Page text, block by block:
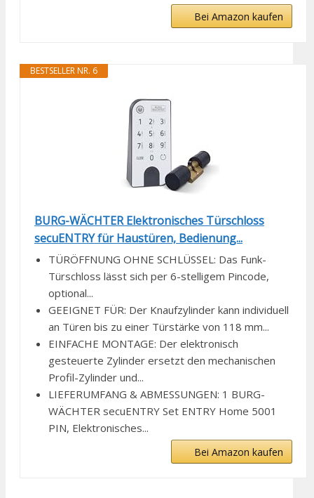
Bei Amazon kaufen
BESTSELLER NR. 6
BURG-WÄCHTER Elektronisches Türschloss
secuENTRY für Haustüren, Bedienung...
TÜRÖFFNUNG OHNE SCHLÜSSEL: Das Funk-
Türschloss lässt sich per 6-stelligem Pincode,
optional...
GEEIGNET FÜR: Der Knaufzylinder kann individuell
an Türen bis zu einer Türstärke von 118 mm...
EINFACHE MONTAGE: Der elektronisch
gesteuerte Zylinder ersetzt den mechanischen
Profil-Zylinder und...
LIEFERUMFANG & ABMESSUNGEN: 1 BURG-
WÄCHTER secuENTRY Set ENTRY Home 5001
PIN, Elektronisches...
Bei Amazon kaufen